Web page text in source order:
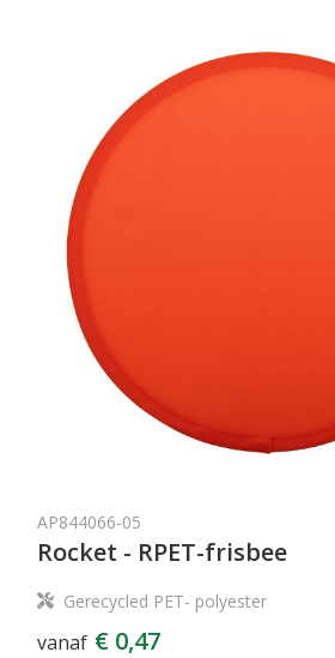
AP844066-05
Rocket - RPET-frisbee
Gerecycled PET- polyester
vanaf € 0,47